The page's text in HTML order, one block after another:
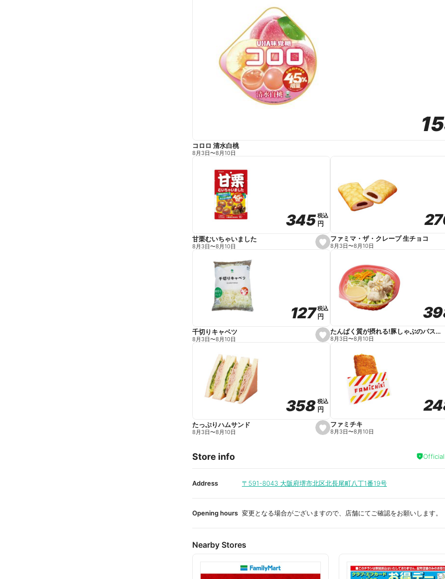
コロロ 清水白桃
8月3日〜8月10日
s
e
e
345
345税込
税込
円
円
甘栗むいちゃいました
8月3日〜8月10日
ファミマ・ザ・クレープ 生チョコ
8月3日〜8月10日
s
e
e
127
127税込
税込
円
円
千切りキャベツ
8月3日〜8月10日
たんぱく質が摂れる!豚しゃぶのパスタサラダ
8月3日〜8月10日
s
e
i
t
358
358税込
税込
円
円
たっぷりハムサンド
8月3日〜8月10日
ファミチキ
8月3日〜8月10日
Store info
Address 〒591-8043 大阪府堺市北区北長尾町八丁1番19号
Opening hours 変更となる場合がございますので、店舗にてご確認をお願いします。
Nearby Stores